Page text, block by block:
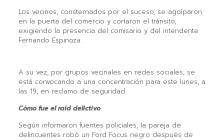
Los vecinos, consternados por el suceso, se agolparon
en la puerta del comercio y cortaron el tránsito,
exigiendo la presencia del comisario y del intendente
Fernando Espinoza.
A su vez, por grupos vecinales en redes sociales, se
está convocando a una concentración para este lunes, a
las 19, en reclamo de seguridad.
Cómo fue el raid delictivo
Según informaron fuentes policiales, la pareja de
delincuentes robó un Ford Focus negro después de